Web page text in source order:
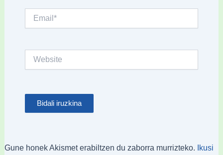
Email*
Website
Gune honek Akismet erabiltzen du zaborra murrizteko.
Ikusi